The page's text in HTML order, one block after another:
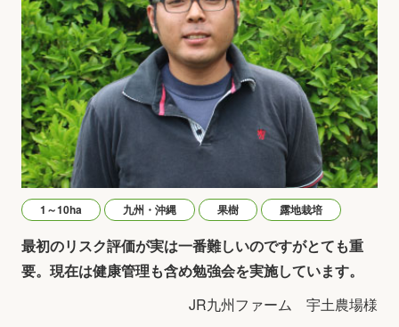
最初のリスク評価が実は一番難しいのですがとても重
要。現在は健康管理も含め勉強会を実施しています。
JR九州ファーム 宇土農場様
1～10ha 九州・沖縄 果樹 露地栽培